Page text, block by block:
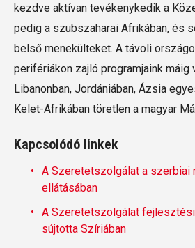
kezdve aktívan tevékenykedik a
pedig a szubszaharai Afrikában, és
belső menekülteket. A távoli
perifériákon zajló programjaink máig
Libanonban, Jordániában, Ázsia
Kelet-Afrikában töretlen a magyar
Kapcsolódó linkek
A Szeretetszolgálat a szerbiai
ellátásában
A Szeretetszolgálat fejlesztési
sújtotta Szíriában